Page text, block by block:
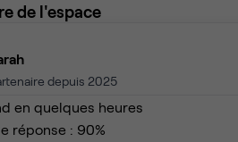
de l'espace
depuis 2025
en quelques heures
réponse : 90%